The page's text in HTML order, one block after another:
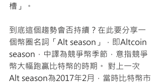
槽」。
到底這個趨勢會否持續？在此要分享一
個幣圈名詞「Alt season」，即Altcoin
season，中譯為競爭幣季節，意指競爭
幣大幅跑贏比特幣的時期。 對上一次
Alt season為2017年2月，當時比特幣市